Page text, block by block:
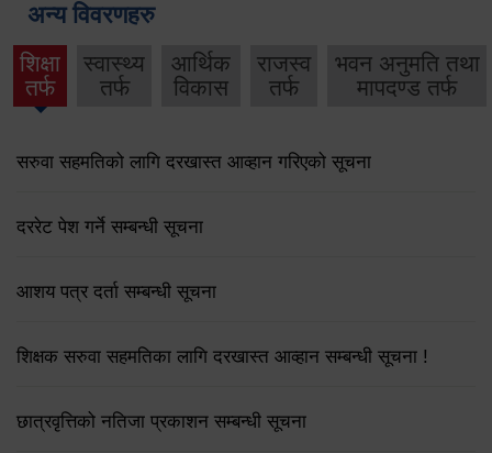
अन्य विवरणहरु
शिक्षा
तर्फ
स्वास्थ्य
तर्फ
आर्थिक
विकास
राजस्व
तर्फ
भवन अनुमति तथा
मापदण्ड तर्फ
सरुवा सहमतिको लागि दरखास्त आव्हान गरिएको सूचना
दररेट पेश गर्ने सम्बन्धी सूचना
आशय पत्र दर्ता सम्बन्धी सूचना
शिक्षक सरुवा सहमतिका लागि दरखास्त आव्हान सम्बन्धी सूचना !
छात्रवृत्तिको नतिजा प्रकाशन सम्बन्धी सूचना